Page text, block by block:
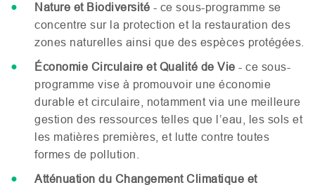
Nature et Biodiversité - ce sous-programme se
concentre sur la protection et la restauration des
zones naturelles ainsi que des espèces protégées.
Économie Circulaire et Qualité de Vie - ce sous-
programme vise à promouvoir une économie
durable et circulaire, notamment via une meilleure
gestion des ressources telles que l’eau, les sols et
les matières premières, et lutte contre toutes
formes de pollution.
Atténuation du Changement Climatique et